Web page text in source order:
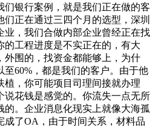
们银行案例，就是我们正在做的客
们正在通过三四个月的选型，深圳
业，我们合做内部企业曾经正在找
的工程进度是不实正在的，有大
外围的，找资金都能够上，为什
60%，都是我们的客户。由于他
植，你可能项目司理间接就办理
说花钱是感觉的。你流失一点无所
。企业消息化现实上就像大海孤
成了OA，由于时间关系，材料品